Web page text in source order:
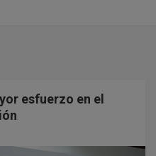
esfuerzo en el